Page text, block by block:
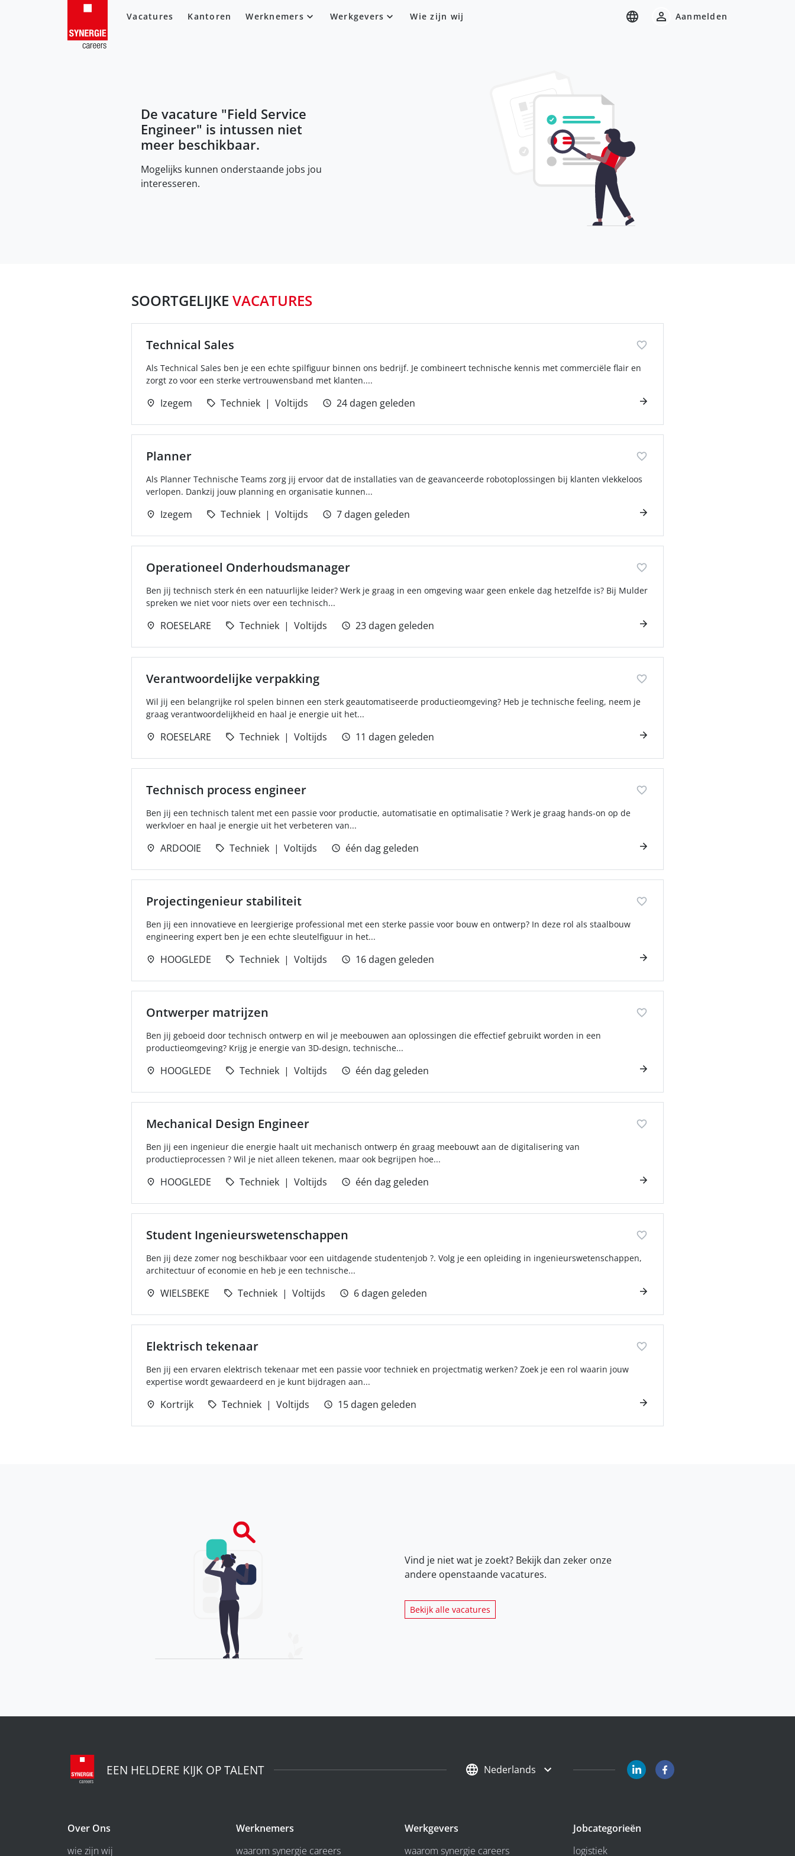
Vacatures Kantoren Werknemers Werkgevers Wie zijn wij Aanmelden
De vacature "Field Service
Engineer" is intussen niet
meer beschikbaar.
Mogelijks kunnen onderstaande jobs jou
interesseren.
SOORTGELIJKE VACATURES
Technical Sales
Als Technical Sales ben je een echte spilfiguur binnen ons bedrijf. Je combineert technische kennis met commerciële flair en
zorgt zo voor een sterke vertrouwensband met klanten....
Izegem Techniek Voltijds 24 dagen geleden
Planner
Als Planner Technische Teams zorg jij ervoor dat de installaties van de geavanceerde robotoplossingen bij klanten vlekkeloos
verlopen. Dankzij jouw planning en organisatie kunnen...
Izegem Techniek Voltijds 7 dagen geleden
Operationeel Onderhoudsmanager
Ben jij technisch sterk én een natuurlijke leider? Werk je graag in een omgeving waar geen enkele dag hetzelfde is? Bij Mulder
spreken we niet voor niets over een technisch...
ROESELARE Techniek Voltijds 23 dagen geleden
Verantwoordelijke verpakking
Wil jij een belangrijke rol spelen binnen een sterk geautomatiseerde productieomgeving? Heb je technische feeling, neem je
graag verantwoordelijkheid en haal je energie uit het...
ROESELARE Techniek Voltijds 11 dagen geleden
Technisch process engineer
Ben jij een technisch talent met een passie voor productie, automatisatie en optimalisatie ? Werk je graag hands-on op de
werkvloer en haal je energie uit het verbeteren van...
ARDOOIE Techniek Voltijds één dag geleden
Projectingenieur stabiliteit
Ben jij een innovatieve en leergierige professional met een sterke passie voor bouw en ontwerp? In deze rol als staalbouw
engineering expert ben je een echte sleutelfiguur in het...
HOOGLEDE Techniek Voltijds 16 dagen geleden
Ontwerper matrijzen
Ben jij geboeid door technisch ontwerp en wil je meebouwen aan oplossingen die effectief gebruikt worden in een
productieomgeving? Krijg je energie van 3D-design, technische...
HOOGLEDE Techniek Voltijds één dag geleden
Mechanical Design Engineer
Ben jij een ingenieur die energie haalt uit mechanisch ontwerp én graag meebouwt aan de digitalisering van
productieprocessen ? Wil je niet alleen tekenen, maar ook begrijpen hoe...
HOOGLEDE Techniek Voltijds één dag geleden
Student Ingenieurswetenschappen
Ben jij deze zomer nog beschikbaar voor een uitdagende studentenjob ?. Volg je een opleiding in ingenieurswetenschappen,
architectuur of economie en heb je een technische...
WIELSBEKE Techniek Voltijds 6 dagen geleden
Elektrisch tekenaar
Ben jij een ervaren elektrisch tekenaar met een passie voor techniek en projectmatig werken? Zoek je een rol waarin jouw
expertise wordt gewaardeerd en je kunt bijdragen aan...
Kortrijk Techniek Voltijds 15 dagen geleden
Vind je niet wat je zoekt? Bekijk dan zeker onze
andere openstaande vacatures.
Bekijk alle vacatures
EEN HELDERE KIJK OP TALENT Nederlands
Over Ons
wie zijn wij
Werknemers
waarom synergie careers
Werkgevers
waarom synergie careers
Jobcategorieën
logistiek